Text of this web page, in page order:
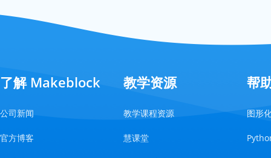
了解 Makeblock
公司新闻
官方博客
教学资源
教学课程资源
慧课堂
帮
图形